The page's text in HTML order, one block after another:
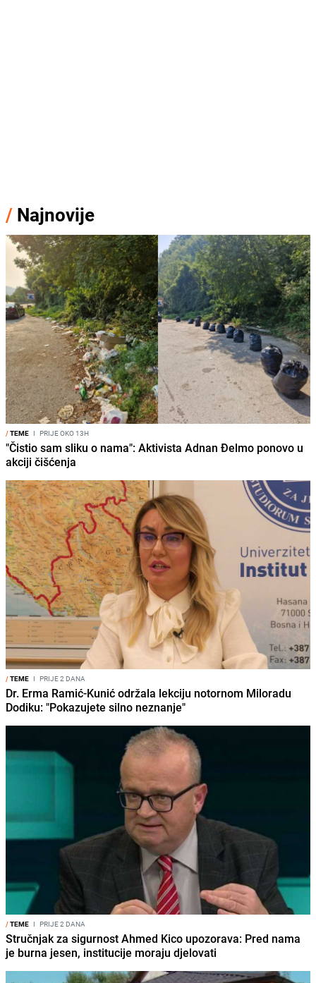
/ Najnovije
/TEME I PRIJE OKO 13H
"Čistio sam sliku o nama": Aktivista Adnan Đelmo ponovo u
akciji čišćenja
/TEME I PRIJE 2 DANA
Dr. Erma Ramić-Kunić održala lekciju notornom Miloradu
Dodiku: "Pokazujete silno neznanje"
/TEME I PRIJE 2 DANA
Stručnjak za sigurnost Ahmed Kico upozorava: Pred nama
je burna jesen, institucije moraju djelovati